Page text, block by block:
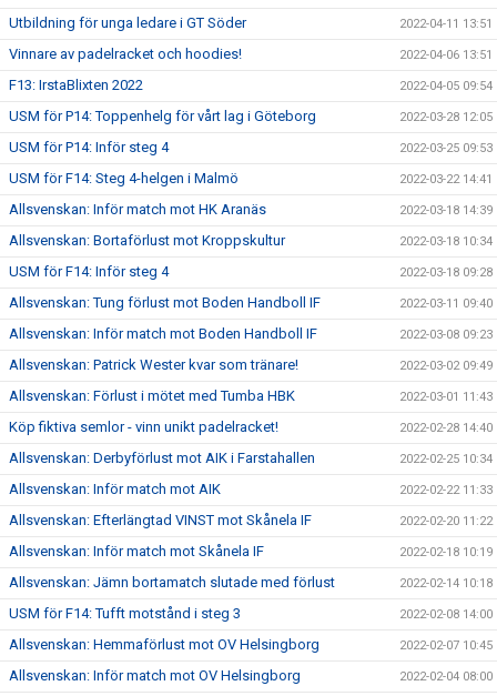
Utbildning för unga ledare i GT Söder 2022-04-11 13:51
Vinnare av padelracket och hoodies! 2022-04-06 13:51
F13: IrstaBlixten 2022 2022-04-05 09:54
USM för P14: Toppenhelg för vårt lag i Göteborg 2022-03-28 12:05
USM för P14: Inför steg 4 2022-03-25 09:53
USM för F14: Steg 4-helgen i Malmö 2022-03-22 14:41
Allsvenskan: Inför match mot HK Aranäs 2022-03-18 14:39
Allsvenskan: Bortaförlust mot Kroppskultur 2022-03-18 10:34
USM för F14: Inför steg 4 2022-03-18 09:28
Allsvenskan: Tung förlust mot Boden Handboll IF 2022-03-11 09:40
Allsvenskan: Inför match mot Boden Handboll IF 2022-03-08 09:23
Allsvenskan: Patrick Wester kvar som tränare! 2022-03-02 09:49
Allsvenskan: Förlust i mötet med Tumba HBK 2022-03-01 11:43
Köp fiktiva semlor - vinn unikt padelracket! 2022-02-28 14:40
Allsvenskan: Derbyförlust mot AIK i Farstahallen 2022-02-25 10:34
Allsvenskan: Inför match mot AIK 2022-02-22 11:33
Allsvenskan: Efterlängtad VINST mot Skånela IF 2022-02-20 11:22
Allsvenskan: Inför match mot Skånela IF 2022-02-18 10:19
Allsvenskan: Jämn bortamatch slutade med förlust 2022-02-14 10:18
USM för F14: Tufft motstånd i steg 3 2022-02-08 14:00
Allsvenskan: Hemmaförlust mot OV Helsingborg 2022-02-07 10:45
Allsvenskan: Inför match mot OV Helsingborg 2022-02-04 08:00